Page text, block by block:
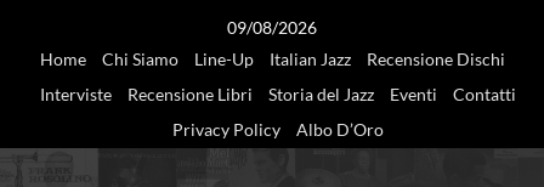
09/08/2026
Home
Chi Siamo Line-Up Italian Jazz
Recensione Dischi
Interviste
Recensione Libri Storia del Jazz Eventi
Contatti
Privacy Policy
Albo D’Oro